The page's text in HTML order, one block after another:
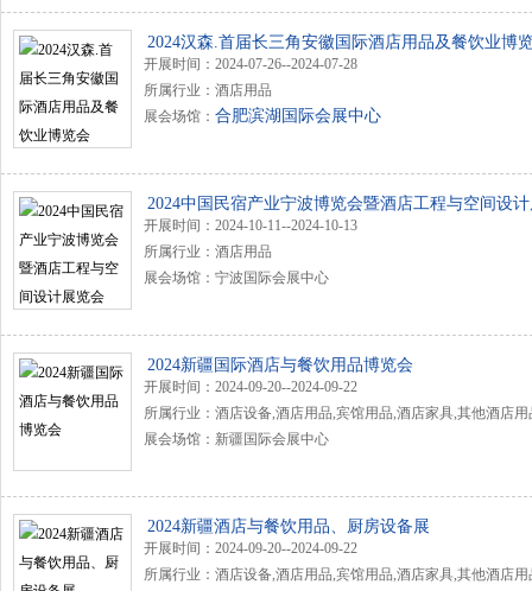
2024汉森.首届长三角安徽国际酒店用品及餐饮业博
开展时间：2024-07-26--2024-07-28
所属行业：酒店用品
展会场馆： 合肥滨湖国际会展中心
2024中国民宿产业宁波博览会暨酒店工程与空间设
开展时间：2024-10-11--2024-10-13
所属行业：酒店用品
展会场馆：宁波国际会展中心
2024新疆国际酒店与餐饮用品博览会
开展时间：2024-09-20--2024-09-22
所属行业：酒店设备,酒店用品,宾馆用品,酒店家具,其他酒店用
展会场馆：新疆国际会展中心
2024新疆酒店与餐饮用品、厨房设备展
开展时间：2024-09-20--2024-09-22
所属行业：酒店设备,酒店用品,宾馆用品,酒店家具,其他酒店用